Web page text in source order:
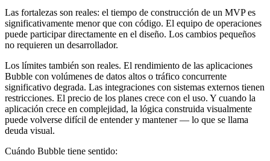
Las fortalezas son reales: el tiempo de construcción de un MVP es
significativamente menor que con código. El equipo de operaciones
puede participar directamente en el diseño. Los cambios pequeños
no requieren un desarrollador.
Los límites también son reales. El rendimiento de las aplicaciones
Bubble con volúmenes de datos altos o tráfico concurrente
significativo degrada. Las integraciones con sistemas externos tienen
restricciones. El precio de los planes crece con el uso. Y cuando la
aplicación crece en complejidad, la lógica construida visualmente
puede volverse difícil de entender y mantener — lo que se llama
deuda visual.
Cuándo Bubble tiene sentido: